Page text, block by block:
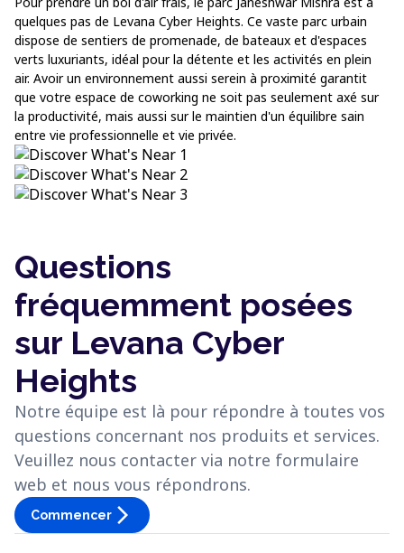
quelques pas de Levana Cyber Heights. Ce vaste parc urbain
dispose de sentiers de promenade, de bateaux et d'espaces
verts luxuriants, idéal pour la détente et les activités en plein
air. Avoir un environnement aussi serein à proximité garantit
que votre espace de coworking ne soit pas seulement axé sur
la productivité, mais aussi sur le maintien d'un équilibre sain
entre vie professionnelle et vie privée.
Questions
fréquemment posées
sur Levana Cyber
Heights
Notre équipe est là pour répondre à toutes vos
questions concernant nos produits et services.
Veuillez nous contacter via notre formulaire
web et nous vous répondrons.
Commencer arrow_forward_ios